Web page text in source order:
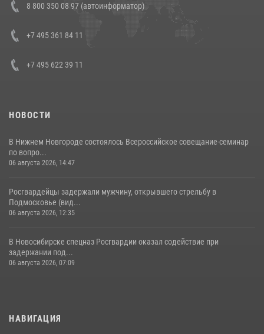
боевого опыта
8 800 350 08 97 (автоинформатор)
+7 495 361 84 11
+7 495 622 39 11
НОВОСТИ
В Нижнем Новгороде состоялось Всероссийское совещание-семинар
по вопро...
06 августа 2026, 14:47
Росгвардейцы задержали мужчину, открывшего стрельбу в
Подмосковье (вид...
06 августа 2026, 12:35
В Новосибирске спецназ Росгвардии оказал содействие при
задержании под...
06 августа 2026, 07:09
НАВИГАЦИЯ